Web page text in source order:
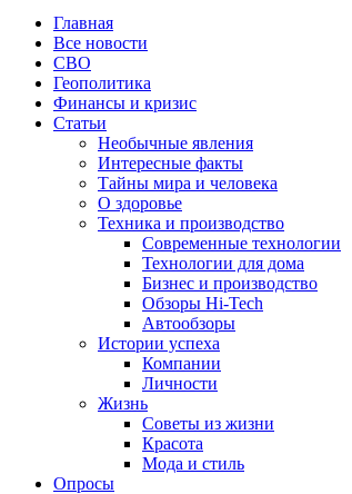
Главная
Все новости
СВО
Геополитика
Финансы и кризис
Статьи
Необычные явления
Интересные факты
Тайны мира и человека
О здоровье
Техника и производство
Современные технологии
Технологии для дома
Бизнес и производство
Обзоры Hi-Tech
Автообзоры
Истории успеха
Компании
Личности
Жизнь
Советы из жизни
Красота
Мода и стиль
Опросы